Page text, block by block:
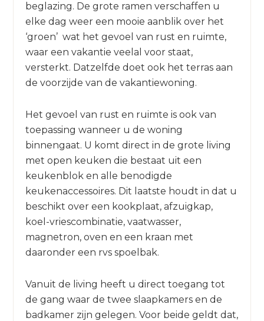
beglazing. De grote ramen verschaffen u
elke dag weer een mooie aanblik over het
‘groen’ wat het gevoel van rust en ruimte,
waar een vakantie veelal voor staat,
versterkt. Datzelfde doet ook het terras aan
de voorzijde van de vakantiewoning.
Het gevoel van rust en ruimte is ook van
toepassing wanneer u de woning
binnengaat. U komt direct in de grote living
met open keuken die bestaat uit een
keukenblok en alle benodigde
keukenaccessoires. Dit laatste houdt in dat u
beschikt over een kookplaat, afzuigkap,
koel-vriescombinatie, vaatwasser,
magnetron, oven en een kraan met
daaronder een rvs spoelbak.
Vanuit de living heeft u direct toegang tot
de gang waar de twee slaapkamers en de
badkamer zijn gelegen. Voor beide geldt dat,